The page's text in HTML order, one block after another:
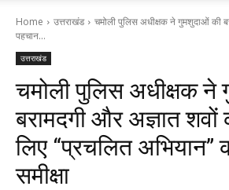
Home उत्तराखंड
चमोली पुलिस अधीक्षक ने गुमशुदाओं की
पहचान...
उत्तराखंड
चमोली पुलिस अधीक्षक
बरामदगी और अज्ञात
लिए “प्रचलित अभियान”
समीक्षा